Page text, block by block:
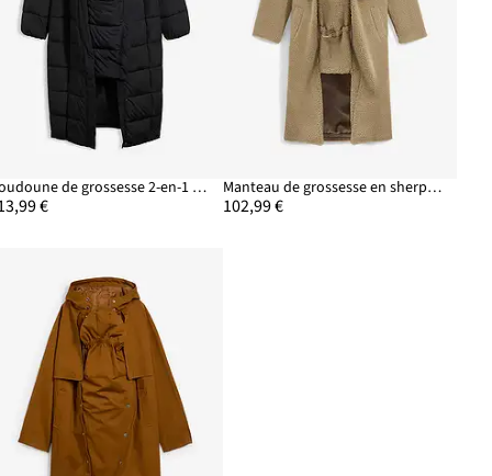
Doudoune de grossesse 2-en-1 chaude avec fonction portage
€
Manteau de grossesse en sherpa avec empiècement de portage
102,99 €